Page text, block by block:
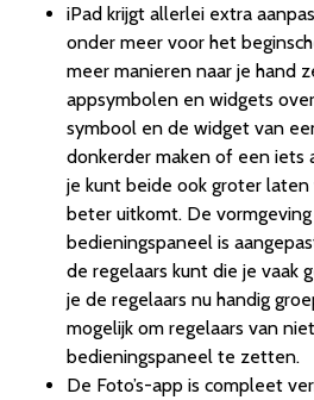
iPad krijgt allerlei extra
onder meer voor het
meer manieren naar je hand
appsymbolen en widgets
symbool en de widget van
donkerder maken of een iets
je kunt beide ook groter
beter uitkomt. De
bedieningspaneel is
de regelaars kunt die je vaak
je de regelaars nu handig
mogelijk om regelaars van
bedieningspaneel te zetten.
De Foto’s-app is compleet